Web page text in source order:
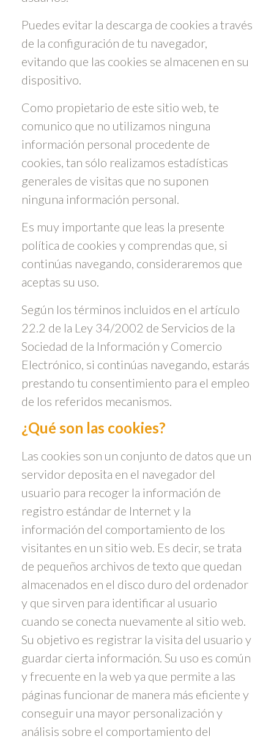
Puedes evitar la descarga de cookies a través
de la configuración de tu navegador,
evitando que las cookies se almacenen en su
dispositivo.
Como propietario de este sitio web, te
comunico que no utilizamos ninguna
información personal procedente de
cookies, tan sólo realizamos estadísticas
generales de visitas que no suponen
ninguna información personal.
Es muy importante que leas la presente
política de cookies y comprendas que, si
continúas navegando, consideraremos que
aceptas su uso.
Según los términos incluidos en el artículo
22.2 de la Ley 34/2002 de Servicios de la
Sociedad de la Información y Comercio
Electrónico, si continúas navegando, estarás
prestando tu consentimiento para el empleo
de los referidos mecanismos.
¿Qué son las cookies?
Las cookies son un conjunto de datos que un
servidor deposita en el navegador del
usuario para recoger la información de
registro estándar de Internet y la
información del comportamiento de los
visitantes en un sitio web. Es decir, se trata
de pequeños archivos de texto que quedan
almacenados en el disco duro del ordenador
y que sirven para identificar al usuario
cuando se conecta nuevamente al sitio web.
Su objetivo es registrar la visita del usuario y
guardar cierta información. Su uso es común
y frecuente en la web ya que permite a las
páginas funcionar de manera más eficiente y
conseguir una mayor personalización y
análisis sobre el comportamiento del